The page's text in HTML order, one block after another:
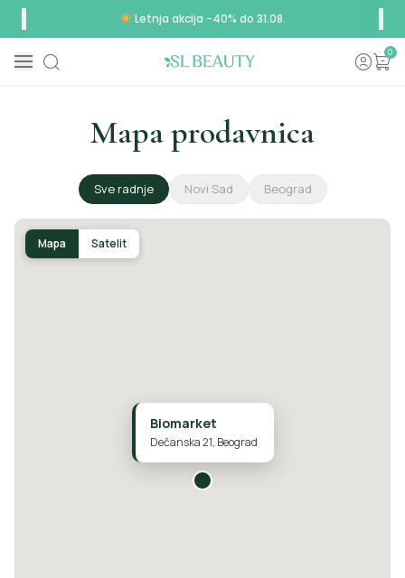
Letnja akcija -40% do 31.08.
0
Mapa prodavnica
Sve radnje Novi Sad Beograd
Mapa Satelit
Biomarket
Dečanska 21, Beograd